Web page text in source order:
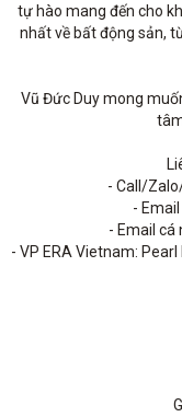
tự hào mang đến cho
nhất về bất động sản,
Vũ Đức Duy mong
- Call/
-
- Email cá
- VP ERA Vietnam: